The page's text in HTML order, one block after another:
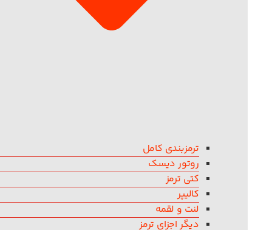
ترمزبندی کامل
روتور دیسک
کتی ترمز
کالیپر
لنت و لقمه
دیگر اجزای ترمز